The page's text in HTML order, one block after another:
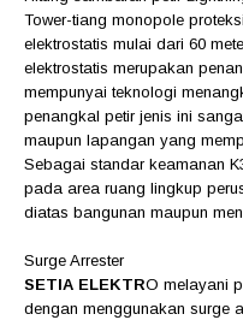
Tower-tiang monopole
elektrostatis mulai dari 60
elektrostatis merupakan
mempunyai teknologi
penangkal petir jenis ini
maupun lapangan yang
Sebagai standar keamanan
pada area ruang lingkup
diatas bangunan maupun
Surge Arrester
SETIA ELEKTRO melayani
dengan menggunakan surge